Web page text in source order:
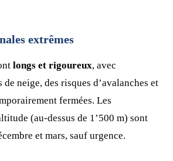
extrêmes
longs et rigoureux, avec
de neige, des risques d’avalanches et
fermées. Les
(au-dessus de 1’500 m) sont
et mars, sauf urgence.